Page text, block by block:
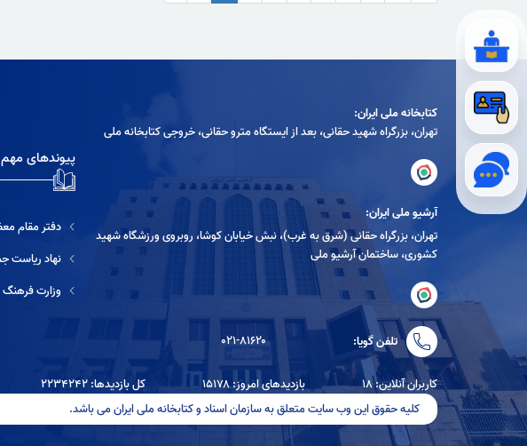
کتابخانه ملی ایران:
تهران، بزرگراه شهيد حقانی، بعد از ايستگاه مترو حقانی، خروجی كتابخانه ملی
آرشیو ملی ایران:
تهران، بزرگراه حقانی (شرق به غرب)، نبش خیابان کوشا، روبروی ورزشگاه شهید
کشوری، ساختمان آرشیو ملی
تلفن گویا: ۰۲۱-۸۱۶۲۰
پیوندهای مهم
کاربران آنلاین: ۱۸ بازدیدهای امروز: ۱۵۱۷۸ کل بازدیدها: ۲۲۳۴۲۴۲
کلیه حقوق این وب سایت متعلق به سازمان اسناد و کتابخانه ملی ایران می باشد.